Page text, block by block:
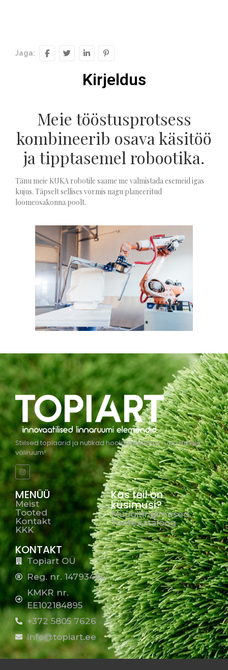
Jaga:
Kirjeldus
Meie tööstusprotsess
kombineerib osava käsitöö
ja tipptasemel robootika.
Tänu meie KUKA robotile saame me valmistada esemeid igas
kujus. Täpselt sellises vormis nagu planeeritud
loomeosakonna poolt.
Stiilsed topiaarid ja nutikad hooldusjaamad – loo täiuslik
väliruum!
MENÜÜ
Meist
Tooted
Kontakt
KKK
Kas teil on
küsimusi?
Müügitingimused
Tootekataloog
KONTAKT
Topiart OÜ
Reg. nr. 14793464
KMKR nr.
EE102184895
+372 5805 7626
info@topiart.ee